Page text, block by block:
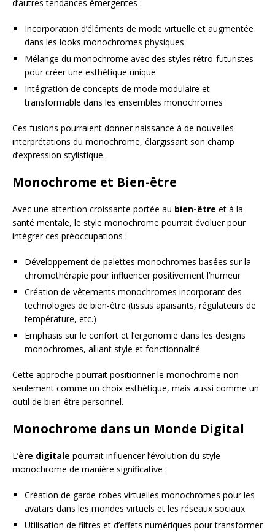
d’autres tendances émergentes :
Incorporation d’éléments de mode virtuelle et augmentée
dans les looks monochromes physiques
Mélange du monochrome avec des styles rétro-futuristes
pour créer une esthétique unique
Intégration de concepts de mode modulaire et
transformable dans les ensembles monochromes
Ces fusions pourraient donner naissance à de nouvelles
interprétations du monochrome, élargissant son champ
d’expression stylistique.
Monochrome et Bien-être
Avec une attention croissante portée au bien-être et à la
santé mentale, le style monochrome pourrait évoluer pour
intégrer ces préoccupations :
Développement de palettes monochromes basées sur la
chromothérapie pour influencer positivement l’humeur
Création de vêtements monochromes incorporant des
technologies de bien-être (tissus apaisants, régulateurs de
température, etc.)
Emphasis sur le confort et l’ergonomie dans les designs
monochromes, alliant style et fonctionnalité
Cette approche pourrait positionner le monochrome non
seulement comme un choix esthétique, mais aussi comme un
outil de bien-être personnel.
Monochrome dans un Monde Digital
L’ère digitale pourrait influencer l’évolution du style
monochrome de manière significative :
Création de garde-robes virtuelles monochromes pour les
avatars dans les mondes virtuels et les réseaux sociaux
Utilisation de filtres et d’effets numériques pour transformer